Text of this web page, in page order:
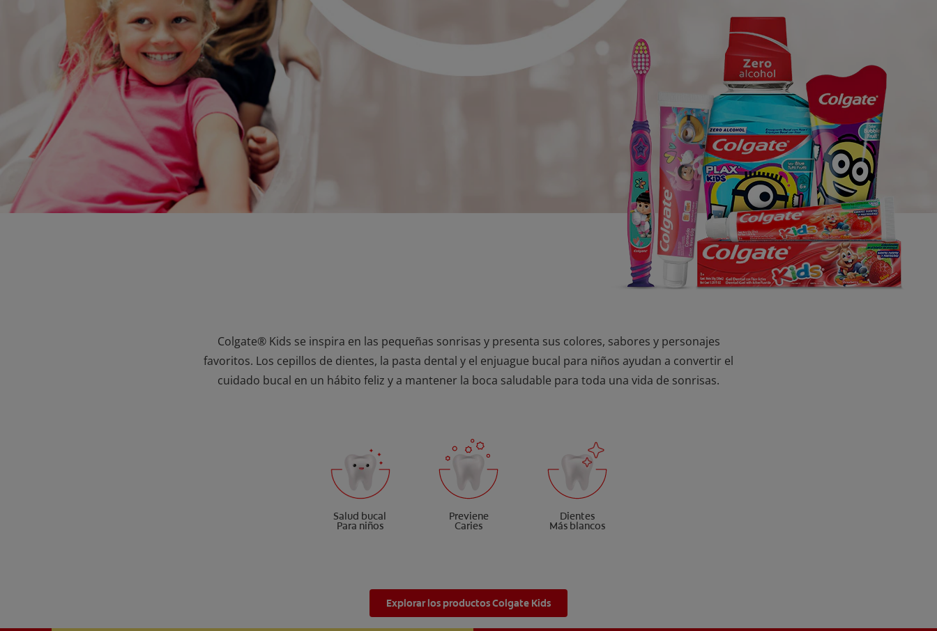
Colgate® Kids se inspira en las pequeñas sonrisas y presenta sus colores, sabores y personajes
favoritos. Los cepillos de dientes, la pasta dental y el enjuague bucal para niños ayudan a convertir el
cuidado bucal en un hábito feliz y a mantener la boca saludable para toda una vida de sonrisas.
Salud bucal
Para niños
Previene
Caries
Dientes
Más blancos
Explorar los productos Colgate Kids